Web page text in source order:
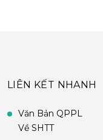
LIÊN KẾT NHANH
Văn Bản QPPL
Về SHTT